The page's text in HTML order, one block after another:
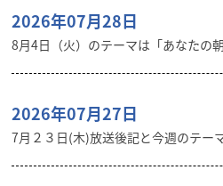
2026年07月28日
8月4日（火）のテーマは「あなたの朝
2026年07月27日
7月２３日(木)放送後記と今週のテー